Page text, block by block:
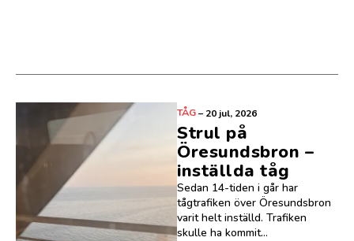
TÅG– 20 jul, 2026
Strul på
Öresundsbron –
inställda tåg
Sedan 14-tiden i går har
tågtrafiken över Öresundsbron
varit helt inställd. Trafiken
skulle ha kommit...